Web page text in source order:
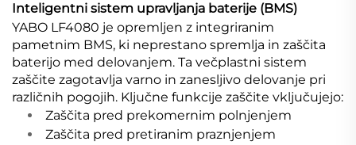
Inteligentni sistem upravljanja baterije (BMS)
YABO LF4080 je opremljen z integriranim
pametnim BMS, ki neprestano spremlja in zaščita
baterijo med delovanjem. Ta večplastni sistem
zaščite zagotavlja varno in zanesljivo delovanje pri
različnih pogojih. Ključne funkcije zaščite vključujejo:
Zaščita pred prekomernim polnjenjem
Zaščita pred pretiranim praznjenjem